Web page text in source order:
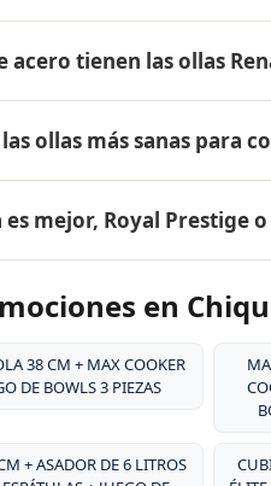
de aleación de aluminio
Este diseño permite
acero tienen las ollas
resistente a la corrosión,
duradero. Por eso
ollas más sanas para
tóxicas, no reaccionan
hasta el 98% de los
mejor, Royal Prestige o
acero inoxidable
su garantía de por vida.
excepcional de sus
en
38 CM + MAX COOKER
DE BOWLS 3 PIEZAS
+ ASADOR DE 6 LITROS